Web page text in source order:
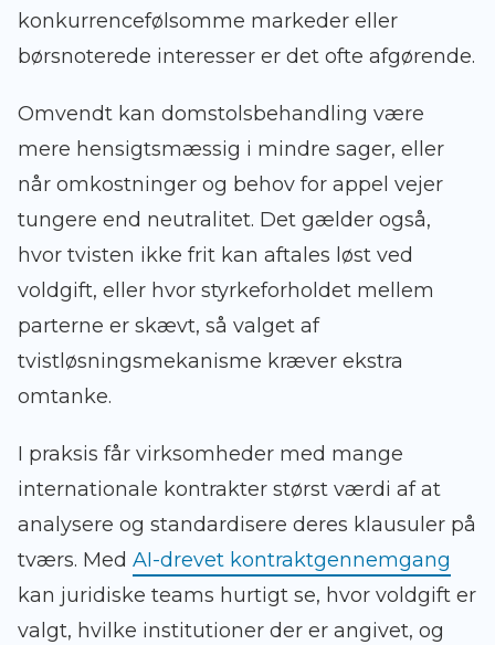
konkurrencefølsomme markeder eller
børsnoterede interesser er det ofte afgørende.
Omvendt kan domstolsbehandling være
mere hensigtsmæssig i mindre sager, eller
når omkostninger og behov for appel vejer
tungere end neutralitet. Det gælder også,
hvor tvisten ikke frit kan aftales løst ved
voldgift, eller hvor styrkeforholdet mellem
parterne er skævt, så valget af
tvistløsningsmekanisme kræver ekstra
omtanke.
I praksis får virksomheder med mange
internationale kontrakter størst værdi af at
analysere og standardisere deres klausuler på
tværs. Med AI-drevet kontraktgennemgang
kan juridiske teams hurtigt se, hvor voldgift er
valgt, hvilke institutioner der er angivet, og